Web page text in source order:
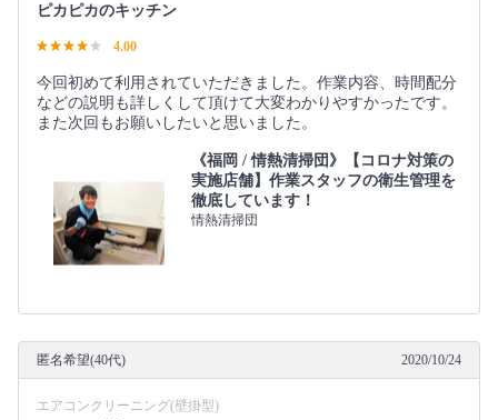
ピカピカのキッチン
4.00
今回初めて利用されていただきました。作業内容、時間配分
などの説明も詳しくして頂けて大変わかりやすかったです。
また次回もお願いしたいと思いました。
《福岡 / 情熱清掃団》【コロナ対策の
実施店舗】作業スタッフの衛生管理を
徹底しています！
情熱清掃団
匿名希望(40代) 2020/10/24
エアコンクリーニング(壁掛型)